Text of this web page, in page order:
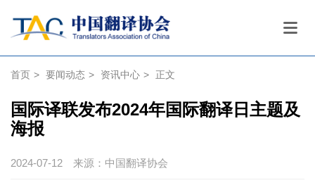
首页 > 要闻动态 > 资讯中心 > 正文
国际译联发布2024年国际翻译日主题及
海报
2024-07-12 来源：中国翻译协会